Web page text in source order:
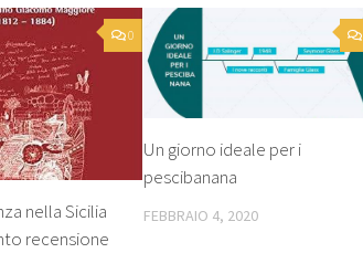
0
nella Sicilia
recensione
Un giorno ideale per i
pescibanana
FEBBRAIO 4, 2020